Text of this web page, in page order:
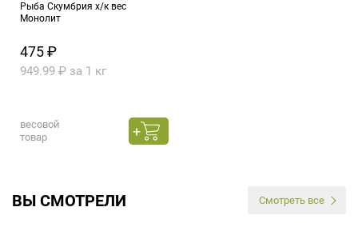
Рыба Скумбрия х/к вес
Монолит
475 ₽
949.99 ₽ за 1 кг
весовой
товар
ВЫ СМОТРЕЛИ Смотреть все